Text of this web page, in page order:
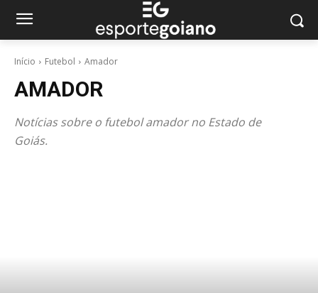
Início Futebol Amador
AMADOR
Notícias sobre o futebol amador no Estado de
Goiás.